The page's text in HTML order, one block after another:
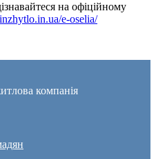
на офіційному
e-oselia/
компанія